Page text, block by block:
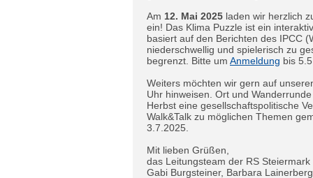
Am 12. Mai 2025 laden wir herzlich
ein! Das Klima Puzzle ist ein
basiert auf den Berichten des IPCC
niederschwellig und spielerisch zu
begrenzt. Bitte um Anmeldung bis
Weiters möchten wir gern auf
Uhr hinweisen. Ort und
Herbst eine gesellschaftspolitische
Walk&Talk zu möglichen Themen
3.7.2025.
Mit lieben Grüßen,
das Leitungsteam der RS Steiermark
Gabi Burgsteiner, Barbara